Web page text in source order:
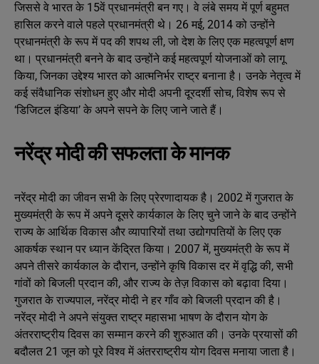
जिससे वे भारत के 15वें प्रधानमंत्री बन गए। वे लंबे समय में पूर्ण बहुमत
हासिल करने वाले पहले प्रधानमंत्री थे। 26 मई, 2014 को उन्होंने
प्रधानमंत्री के रूप में पद की शपथ ली, जो देश के लिए एक महत्वपूर्ण क्षण
था। प्रधानमंत्री बनने के बाद उन्होंने कई महत्वपूर्ण योजनाओं को लागू
किया, जिनका उद्देश्य भारत को आत्मनिर्भर राष्ट्र बनाना है। उनके नेतृत्व में
कई संवैधानिक संशोधन हुए और मोदी अपनी दूरदर्शी सोच, विशेष रूप से
‘डिजिटल इंडिया’ के अपने सपने के लिए जाने जाते हैं।
नरेंद्र मोदी की सफलता के मानक
नरेंद्र मोदी का जीवन सभी के लिए प्रेरणादायक है। 2002 में गुजरात के
मुख्यमंत्री के रूप में अपने दूसरे कार्यकाल के लिए चुने जाने के बाद उन्होंने
राज्य के आर्थिक विकास और व्यापारियों तथा उद्योगपतियों के लिए एक
आकर्षक स्थान पर ध्यान केंद्रित किया। 2007 में, मुख्यमंत्री के रूप में
अपने तीसरे कार्यकाल के दौरान, उन्होंने कृषि विकास दर में वृद्धि की, सभी
गांवों को बिजली प्रदान की, और राज्य के तेज़ विकास को बढ़ावा दिया।
गुजरात के राज्यपाल, नरेंद्र मोदी ने हर गाँव को बिजली प्रदान की है।
नरेंद्र मोदी ने अपने संयुक्त राष्ट्र महासभा भाषण के दौरान योग के
अंतरराष्ट्रीय दिवस का सम्मान करने की शुरुआत की। उनके प्रयासों की
बदौलत 21 जून को पूरे विश्व में अंतरराष्ट्रीय योग दिवस मनाया जाता है।